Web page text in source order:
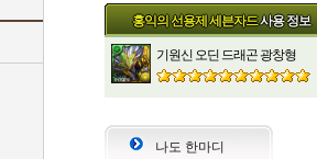
홍익의 선용제 세븐자드사용 정보
기원신 오딘 드래곤 광창형
나도 한마디